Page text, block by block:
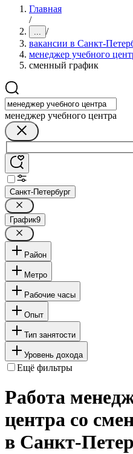
Главная
/
... /
вакансии в Санкт-
менеджер учебного
сменный график
менеджер учебного центра
Санкт-Петербург
График9
Район
Метро
Рабочие часы
Опыт
Тип занятости
Уровень дохода
Ещё фильтры
Работа
центра со
в Санкт-